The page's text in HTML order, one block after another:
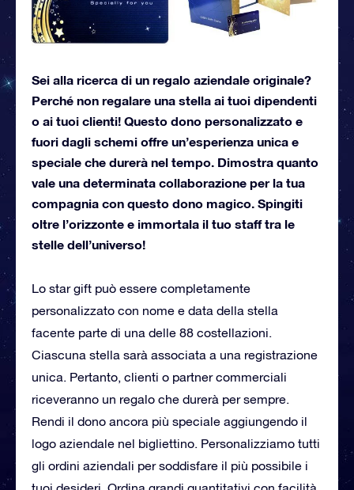
Sei alla ricerca di un regalo aziendale originale?
Perché non regalare una stella ai tuoi dipendenti
o ai tuoi clienti! Questo dono personalizzato e
fuori dagli schemi offre un’esperienza unica e
speciale che durerà nel tempo. Dimostra quanto
vale una determinata collaborazione per la tua
compagnia con questo dono magico. Spingiti
oltre l’orizzonte e immortala il tuo staff tra le
stelle dell’universo!
Lo star gift può essere completamente
personalizzato con nome e data della stella
facente parte di una delle 88 costellazioni.
Ciascuna stella sarà associata a una registrazione
unica. Pertanto, clienti o partner commerciali
riceveranno un regalo che durerà per sempre.
Rendi il dono ancora più speciale aggiungendo il
logo aziendale nel bigliettino. Personalizziamo tutti
gli ordini aziendali per soddisfare il più possibile i